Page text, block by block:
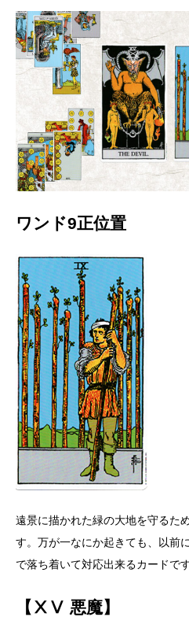
ワンド9正位置
遠景に描かれた緑の大地を守るた
す。万が一なにか起きても、以前
で落ち着いて対応出来るカードです
【ⅩⅤ 悪魔】